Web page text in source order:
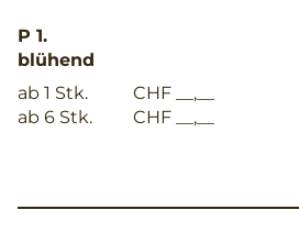
P 1.
blühend
ab 1 Stk.
CHF __,__
ab 6 Stk.
CHF __,__